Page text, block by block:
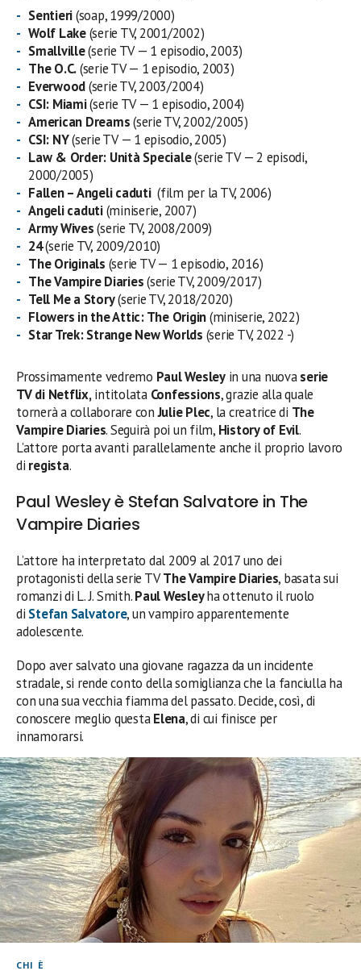
Sentieri(soap, 1999/2000)
Wolf Lake(serie TV, 2001/2002)
Smallville(serie TV — 1 episodio, 2003)
The O.C.(serie TV — 1 episodio, 2003)
Everwood(serie TV, 2003/2004)
CSI: Miami(serie TV — 1 episodio, 2004)
American Dreams(serie TV, 2002/2005)
CSI: NY(serie TV — 1 episodio, 2005)
Law & Order: Unità Speciale(serie TV — 2 episodi,
2000/2005)
Fallen – Angeli caduti(film per la TV, 2006)
Angeli caduti(miniserie, 2007)
Army Wives(serie TV, 2008/2009)
24(serie TV, 2009/2010)
The Originals (serie TV — 1 episodio, 2016)
The Vampire Diaries(serie TV, 2009/2017)
Tell Me a Story(serie TV, 2018/2020)
Flowers in the Attic: The Origin(miniserie, 2022)
Star Trek: Strange New Worlds (serie TV, 2022 -)
Prossimamente vedremo Paul Wesleyin una nuovaserie
TV di Netflix,intitolata Confessions, grazie alla quale
tornerà a collaborare conJulie Plec, la creatrice di The
Vampire Diaries. Seguirà poi un film, History of Evil.
L’attore porta avanti parallelamente anche il proprio lavoro
di regista.
Paul Wesley è Stefan Salvatore in The
Vampire Diaries
L’attore ha interpretato dal 2009 al 2017 uno dei
protagonisti della serie TVThe Vampire Diaries, basata sui
romanzi di L. J. Smith.Paul Wesleyha ottenuto il ruolo
di Stefan Salvatore, un vampiro apparentemente
adolescente.
Dopo aver salvato una giovane ragazza da un incidente
stradale, si rende conto della somiglianza che la fanciulla ha
con una sua vecchia fiamma del passato. Decide, così, di
conoscere meglio questaElena, di cui finisce per
innamorarsi.
CHI È